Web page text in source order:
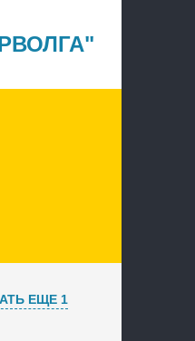
ЕЩЕ 1